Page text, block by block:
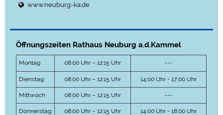
www.neuburg-ka.de
Öffnungszeiten Rathaus Neuburg a.d.Kammel
Montag 08:00 Uhr – 12:15 Uhr ---
Dienstag 08:00 Uhr – 12:15 Uhr 14:00 Uhr - 17:00 Uhr
Mittwoch 08:00 Uhr – 12:15 Uhr ---
Donnerstag 08:00 Uhr – 12:15 Uhr 14:00 Uhr - 18:00 Uhr